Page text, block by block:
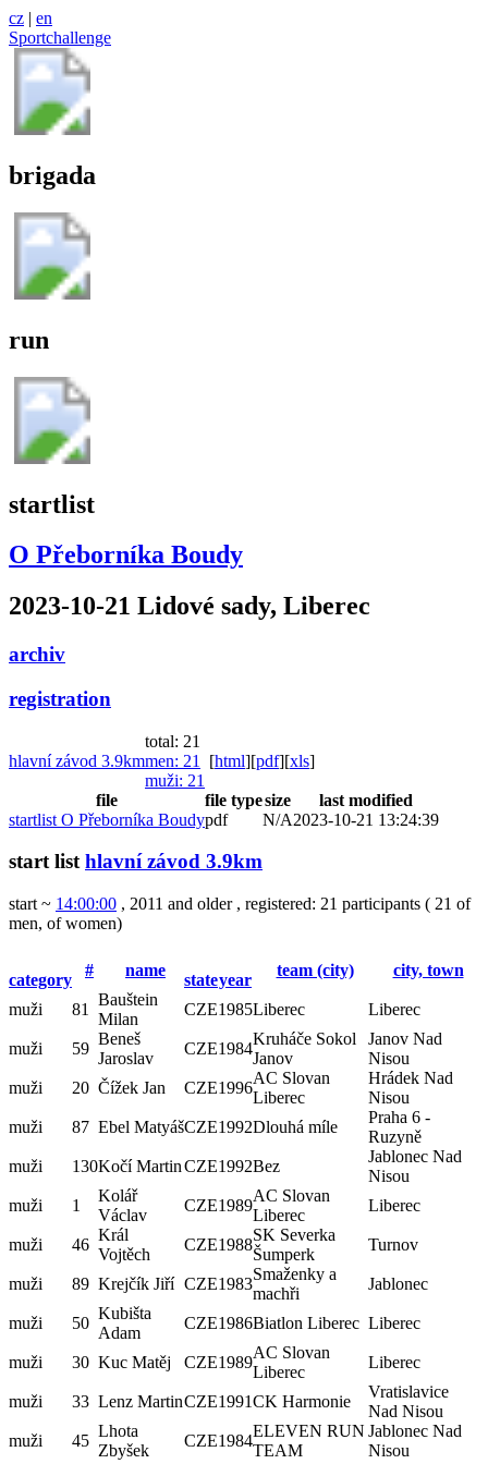
cz | en
Sportchallenge
brigada
run
startlist
O Přeborníka Boudy
2023-10-21 Lidové sady, Liberec
archiv
registration
hlavní závod 3.9km
total: 21
men: 21
muži: 21
[html][pdf][xls]
file file typesize
last modified
startlist O Přeborníka Boudypdf N/A2023-10-21 13:24:39
start listhlavní závod 3.9km
start ~ 14:00:00 , 2011 and older, registered: 21 participants ( 21 of
men, of women)
category
# name
stateyear
team (city) city, town
muži 81
Bauštein
Milan
CZE1985Liberec Liberec
muži 59
Beneš
Jaroslav
CZE1984
Kruháče Sokol
Janov
Janov Nad
Nisou
muži
20 Čížek Jan CZE1996
AC Slovan
Liberec
Hrádek Nad
Nisou
muži
87 Ebel MatyášCZE1992Dlouhá míle
Praha 6 -
Ruzyně
muži
130Kočí MartinCZE1992Bez
Jablonec Nad
Nisou
muži
1
Kolář
Václav
CZE1989
AC Slovan
Liberec
Liberec
muži 46
Král
Vojtěch
CZE1988
SK Severka
Šumperk
Turnov
muži 89 Krejčík Jiří CZE1983
Smaženky a
machři
Jablonec
muži 50
Kubišta
Adam
CZE1986Biatlon Liberec Liberec
muži 30 Kuc Matěj CZE1989
AC Slovan
Liberec
Liberec
muži 33 Lenz MartinCZE1991CK Harmonie
Vratislavice
Nad Nisou
muži
45
Lhota
Zbyšek
CZE1984
ELEVEN RUN
TEAM
Jablonec Nad
Nisou